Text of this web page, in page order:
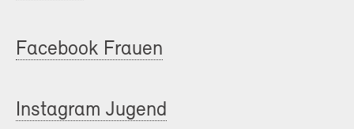
Facebook Frauen
Instagram Jugend